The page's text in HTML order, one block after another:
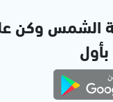
الشمس وكن
بأول